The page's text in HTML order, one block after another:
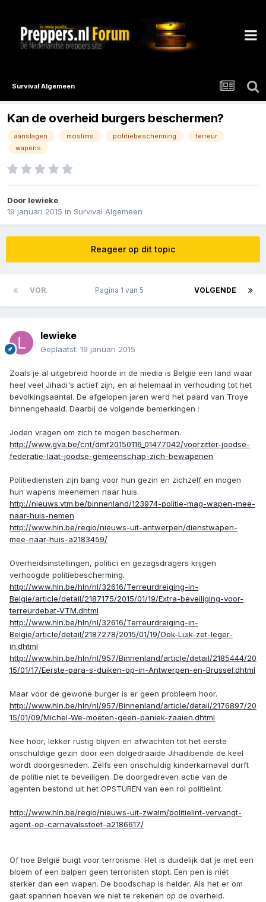
Survival Algemeen
Kan de overheid burgers beschermen?
aanslagen moslims politiebescherming
terreur
wapens
Door lewieke
19 januari 2015 in Survival Algemeen
Reageer op dit topic
VOR. VOLGENDE
Pagina 1 van 5
lewieke
Geplaatst: 19 januari 2015
Zoals je al uitgebreid hoorde in de media is België een land waar
heel veel Jihadi's actief zijn, en al helemaal in verhouding tot het
bevolkingsaantal. De afgelopen jaren werd het paard van Troye
binnengehaald. Daarbij de volgende bemerkingen :
Joden vragen om zich te mogen beschermen.
http://www.gva.be/cnt/dmf20150116_01477042/voorzitter-joodse-
federatie-laat-joodse-gemeenschap-zich-bewapenen
Politiediensten zijn bang voor hun gezin en zichzelf en mogen
hun wapens meenemen naar huis.
http://nieuws.vtm.be/binnenland/123974-politie-mag-wapen-mee-
naar-huis-nemen
http://www.hln.be/regio/nieuws-uit-antwerpen/dienstwapen-
mee-naar-huis-a2183459/
Overheidsinstellingen, politici en gezagsdragers krijgen
verhoogde politiebescherming.
http://www.hln.be/hln/nl/32616/Terreurdreiging-in-
Belgie/article/detail/2187175/2015/01/19/Extra-beveiliging-voor-
terreurdebat-VTM.dhtml
http://www.hln.be/hln/nl/32616/Terreurdreiging-in-
Belgie/article/detail/2187278/2015/01/19/Ook-Luik-zet-leger-
in.dhtml
http://www.hln.be/hln/nl/957/Binnenland/article/detail/2185444/20
15/01/17/Eerste-para-s-duiken-op-in-Antwerpen-en-Brussel.dhtml
Maar voor de gewone burger is er geen probleem hoor.
http://www.hln.be/hln/nl/957/Binnenland/article/detail/2176897/20
15/01/09/Michel-We-moeten-geen-paniek-zaaien.dhtml
Nee hoor, lekker rustig blijven en afwachten tot het eerste
onschuldige gezin door een dolgedraaide Jihadibende de keel
wordt doorgesneden. Zelfs een onschuldig kinderkarnaval durft
de politie niet te beveiligen. De doorgedreven actie van de
agenten bestond uit het OPSTUREN van een rol politielint.
http://www.hln.be/regio/nieuws-uit-zwalm/politielint-vervangt-
agent-op-carnavalsstoet-a2186617/
Of hoe België buigt voor terrorisme. Het is duidelijk dat je met een
bloem of een balpen geen terroristen stopt. Een pen is niét
sterker dan een wapen. De boodschap is helder. Als het er om
gaat spannen hoeven we niet te rekenen op de overheid.